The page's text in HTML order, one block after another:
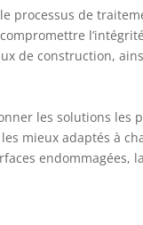
processus de
construction,
les solutions
mieux adaptés à